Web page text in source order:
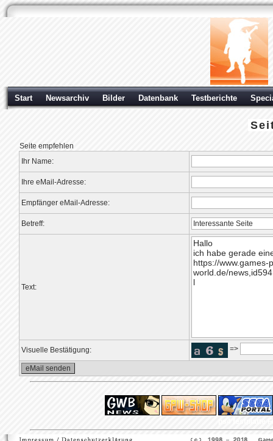
Start Newsarchiv Bilder Datenbank Testberichte
Seite empfehlen
Ihr Name:
Ihre eMail-Adresse:
Empfänger eMail-Adresse:
Betreff:
Text:
Visuelle Bestätigung: =>